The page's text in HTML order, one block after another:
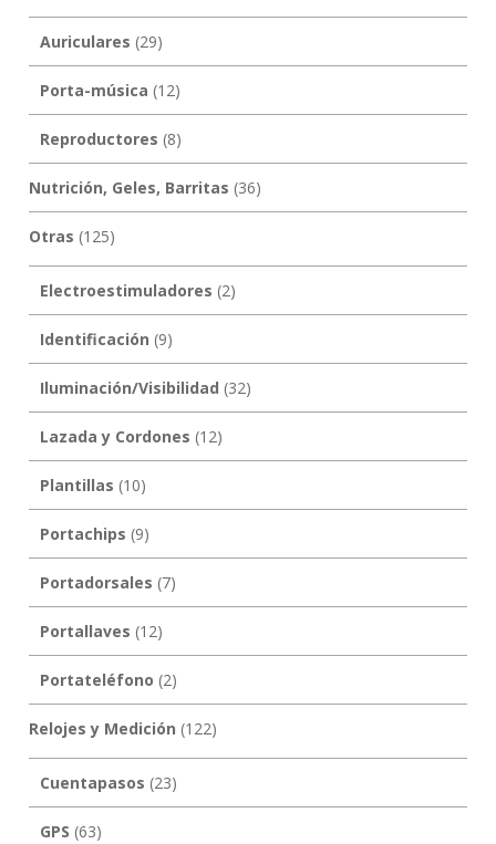
Auriculares (29)
Porta-música (12)
Reproductores (8)
Nutrición, Geles, Barritas (36)
Otras (125)
Electroestimuladores (2)
Identificación (9)
Iluminación/Visibilidad (32)
Lazada y Cordones (12)
Plantillas (10)
Portachips (9)
Portadorsales (7)
Portallaves (12)
Portateléfono (2)
Relojes y Medición (122)
Cuentapasos (23)
GPS (63)